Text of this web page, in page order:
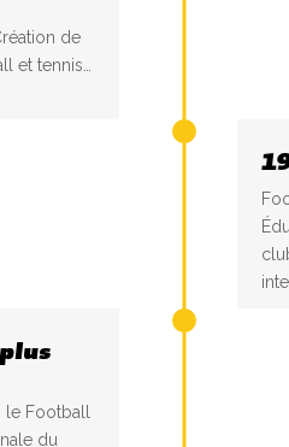
de
et tennis…
le Football
du